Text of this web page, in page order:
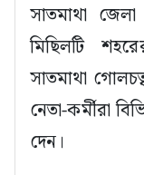
সাতমাথা
মিছিলটি
সাতমাথা
নেতা-কর্মীরা
দেন।